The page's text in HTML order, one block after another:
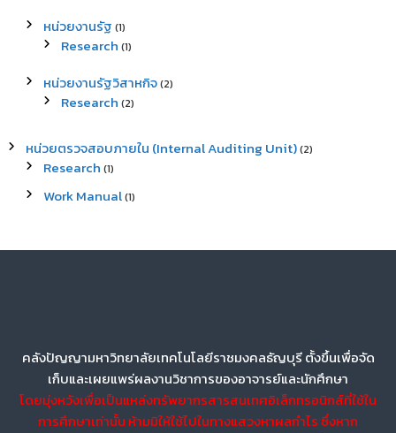
หน่วยงานรัฐ (1)
Research (1)
หน่วยงานรัฐวิสาหกิจ(2)
Research (2)
หน่วยตรวจสอบภายใน (Internal Auditing Unit)(2)
Research (1)
Work Manual(1)
คลังปัญญามหาวิทยาลัยเทคโนโลยีราชมงคลธัญบุรี ตั้งขึ้นเพื่อจัด
เก็บและเผยแพร่ผลงานวิชาการของอาจารย์และนักศึกษา
โดยมุ่งหวังเพื่อเป็นแหล่งทรัพยากรสารสนเทศอิเล็กทรอนิกส์ที่ใช้ใน
การศึกษาเท่านั้น ห้ามมิให้ใช้ไปในทางแสวงหาผลกำไร ซึ่งหาก